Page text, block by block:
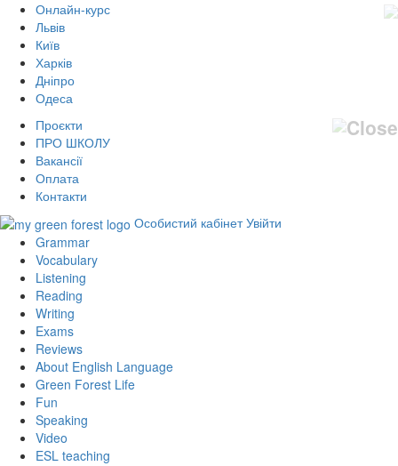
Онлайн-курс
Львів
Київ
Харків
Дніпро
Одеса
Проєкти
ПРО ШКОЛУ
Вакансії
Оплата
Контакти
Особистий кабінет Увійти
Grammar
Vocabulary
Listening
Reading
Writing
Exams
Reviews
About English Language
Green Forest Life
Fun
Speaking
Video
ESL teaching